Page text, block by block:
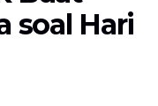
soal Hari